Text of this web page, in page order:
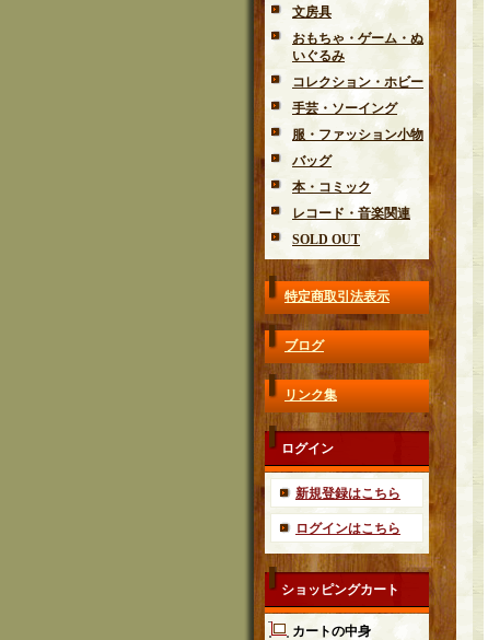
文房具
おもちゃ・ゲーム・ぬ
いぐるみ
コレクション・ホビー
手芸・ソーイング
服・ファッション小物
バッグ
本・コミック
レコード・音楽関連
SOLD OUT
特定商取引法表示
ブログ
リンク集
ログイン
新規登録はこちら
ログインはこちら
ショッピングカート
カートの中身